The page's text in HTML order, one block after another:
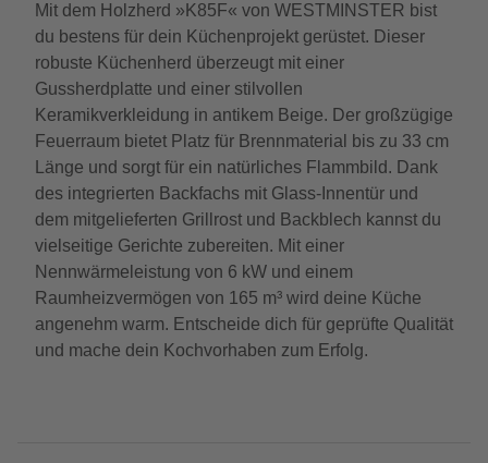
Mit dem Holzherd »K85F« von WESTMINSTER bist
du bestens für dein Küchenprojekt gerüstet. Dieser
robuste Küchenherd überzeugt mit einer
Gussherdplatte und einer stilvollen
Keramikverkleidung in antikem Beige. Der großzügige
Feuerraum bietet Platz für Brennmaterial bis zu 33 cm
Länge und sorgt für ein natürliches Flammbild. Dank
des integrierten Backfachs mit Glass-Innentür und
dem mitgelieferten Grillrost und Backblech kannst du
vielseitige Gerichte zubereiten. Mit einer
Nennwärmeleistung von 6 kW und einem
Raumheizvermögen von 165 m³ wird deine Küche
angenehm warm. Entscheide dich für geprüfte Qualität
und mache dein Kochvorhaben zum Erfolg.